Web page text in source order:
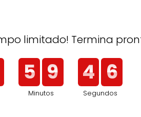
limitado! Termina
5 9
Minutos
4 5
Segundos